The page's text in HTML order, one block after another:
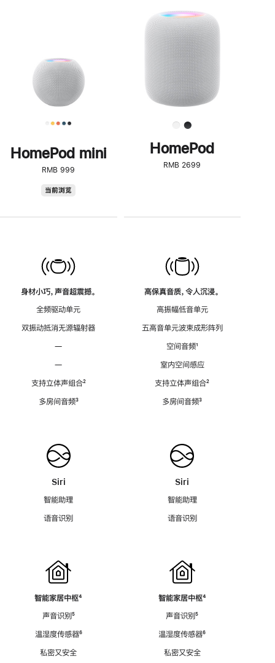
HomePod mini
RMB 999
当前浏览
身材小巧，声音超震撼。
全频驱动单元
双振动抵消无源辐射器
—
—
支持立体声组合脚
²
多房间音频脚
³
Siri
智能助理
语音识别
智能家居中枢脚
⁴
声音识别脚
⁵
温湿度传感器脚
⁶
私密又安全
步
了
解
HomePod<
HomePod
RMB 2699
高保真音质，令人沉浸。
高振幅低音单元
五高音单元波束成形阵列
空间音频脚
¹
室内空间感应
支持立体声组合脚
²
多房间音频脚
³
Siri
智能助理
语音识别
智能家居中枢脚
⁴
声音识别脚
⁵
温湿度传感器脚
⁶
私密又安全